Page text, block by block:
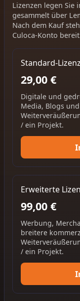
Lizenzen legen Sie
gesammelt über
Nach dem Kauf
Culoca-Konto
Standard-Lizenz
29,00 €
Digitale und
Media, Blogs
/ ein Projekt.
Erweiterte
99,00 €
Werbung,
breitere
/ ein Projekt.